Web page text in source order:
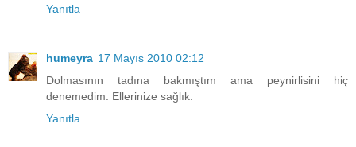
Yanıtla
humeyra 17 Mayıs 2010 02:12
Dolmasının tadına bakmıştım ama peynirlisini hiç
denemedim. Ellerinize sağlık.
Yanıtla